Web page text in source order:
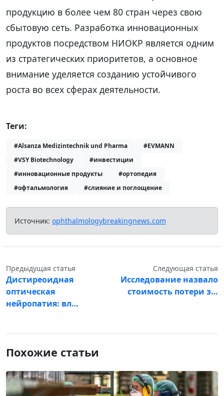
продукцию в более чем 80 стран через свою
сбытовую сеть. Разработка инновационных
продуктов посредством НИОКР является одним
из стратегических приоритетов, а основное
внимание уделяется созданию устойчивого
роста во всех сферах деятельности.
Теги:
#Alsanza Medizintechnik und Pharma
#EVMANN
#VSY Biotechnology
#инвестиции
#инновационные продукты
#ортопедия
#офтальмология
#слияние и поглощение
Источник: ophthalmologybreakingnews.com
Предыдущая статья
Дистиреоидная
оптическая
нейропатия: вл…
Следующая статья
Исследование назвало
стоимость потери з…
Похожие статьи